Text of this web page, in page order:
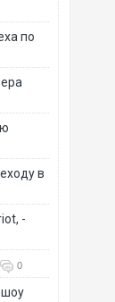
по
в
-
0
шоу